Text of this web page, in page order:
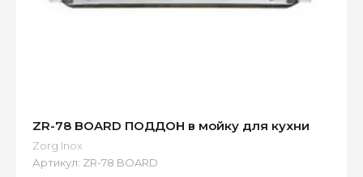
ZR-78 BOARD ПОДДОН в мойку для кухни
Zorg Inox
Артикул: ZR-78 BOARD